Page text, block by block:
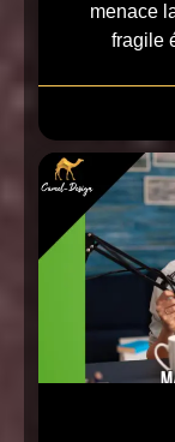
menace
fragile